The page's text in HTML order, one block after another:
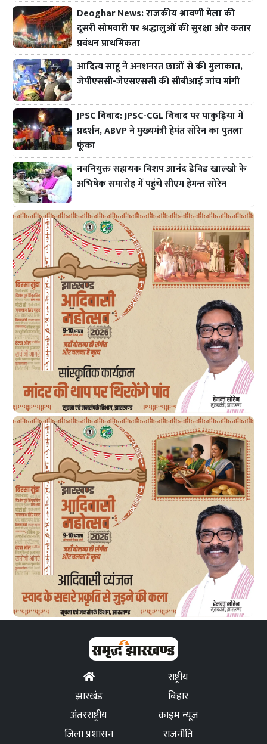
Deoghar News: राजकीय श्रावणी मेला की
दूसरी सोमवारी पर श्रद्धालुओं की सुरक्षा और कतार
प्रबंधन प्राथमिकता
आदित्य साहू ने अनशनरत छात्रों से की मुलाकात,
जेपीएससी-जेएसएससी की सीबीआई जांच मांगी
JPSC विवाद: JPSC-CGL विवाद पर पाकुड़िया में
प्रदर्शन, ABVP ने मुख्यमंत्री हेमंत सोरेन का पुतला
फूंका
नवनियुक्त सहायक बिशप आनंद डेविड खाल्खो के
अभिषेक समारोह में पहुंचे सीएम हेमन्त सोरेन
राष्ट्रीय
झारखंड
बिहार
अंतरराष्ट्रीय
क्राइम न्यूज
जिला प्रशासन
राजनीति